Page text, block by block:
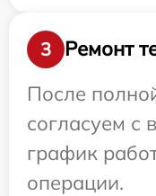
3
Ремонт
После
согласуем с
график
операции.